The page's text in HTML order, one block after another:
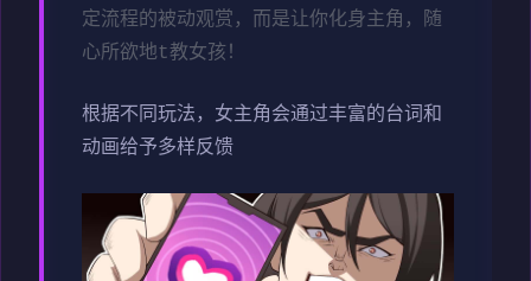
定流程的被动观赏，而是让你化身主角，随
心所欲地t教女孩！
根据不同玩法，女主角会通过丰富的台词和
动画给予多样反馈